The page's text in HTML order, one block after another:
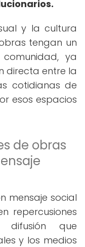
y la cultura
tengan un
ya
directa entre la
cotidianas de
esos espacios
de obras
mensaje social
repercusiones
que
y los medios